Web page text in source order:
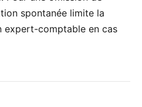
spontanée limite la
expert-comptable en cas